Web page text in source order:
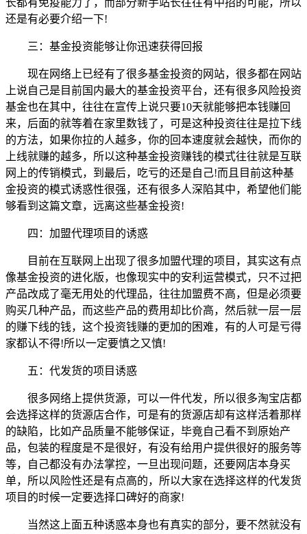
还是有必要介绍一下!
三：基金投资能够让你迅速获得回报
现在网络上已经有了很多基金投资的网站，很多都在网站
上说自己是目前国内最大的基金投资平台，还有很多风险投资
基金也在其中，往往在宣传上说只要10天就能够把本钱赚回
来，后面的就等着在家里数钱了，可是这种投资往往是拉下线
的方法，如果你拉的人越多，你的回本速度就会越快，而你的
上线就赚的越多，所以这种基金投资赚钱的模式往往就是互联
网上的传销模式，到最后，吃亏的还是自己!而且目前这种基
金投资的模式诱惑性很强，还有很多人深陷其中，希望他们能
够看到这篇文章，远离这些基金投资!
四：加盟代理项目的诱惑
目前在互联网上出现了很多加盟代理的项目，其实这有点
像基金投资的进化版，也像现实中的安利运营模式，只不过把
产品改成了毫无用处的代理品，往往加盟费不高，但是必须要
购买几种产品，而这些产品的费用却比价高，然后就一层一层
的赚下线的钱，这个投资钱赚的更加的困难，有的人可是亏得
家都认不得!所以一定要慎之又慎!
五：代发货的项目诱惑
很多网络上提供货源，可以一件代发，所以很多淘宝店都
会选择这样的货源店合作，可是有的货源店却有这样活着那样
的缺陷，比如产品质量不能够保证，毕竟自己看不到原始产
品，包装的程度是不是很好，有没有给用户提供很好的服务等
等，自己都没有办法掌控，一旦出现问题，还要网店本身买
单，所以风险性还是有点高的，所以大家在选择这样的代发货
项目的时候一定要选择口碑好的商家!
当然这上面五种诱惑本身也有真实的部分，要不然就没有